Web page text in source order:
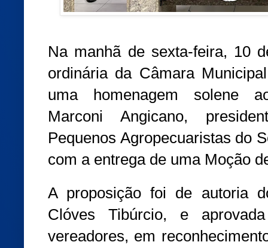
Na manhã de sexta-feira, 10
ordinária da Câmara
uma homenagem solene
Marconi Angicano,
Pequenos Agropecuaristas do
com a entrega de uma Moção
A proposição foi de autoria
Clóves Tibúrcio, e
vereadores, em